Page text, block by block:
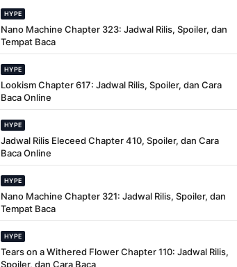
HYPE
Nano Machine Chapter 323: Jadwal Rilis, Spoiler, dan
Tempat Baca
HYPE
Lookism Chapter 617: Jadwal Rilis, Spoiler, dan Cara
Baca Online
HYPE
Jadwal Rilis Eleceed Chapter 410, Spoiler, dan Cara
Baca Online
HYPE
Nano Machine Chapter 321: Jadwal Rilis, Spoiler, dan
Tempat Baca
HYPE
Tears on a Withered Flower Chapter 110: Jadwal Rilis,
Spoiler, dan Cara Baca